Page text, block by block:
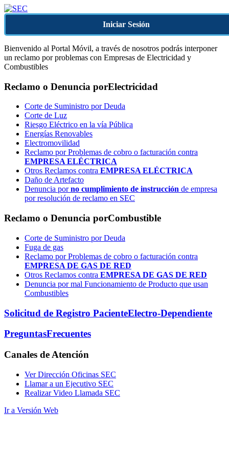
Iniciar Sesión
Bienvenido al Portal Móvil, a través de nosotros podrás interponer
un reclamo por problemas con Empresas de Electricidad y
Combustibles
Reclamo o Denuncia porElectricidad
Corte de Suministro por Deuda
Corte de Luz
Riesgo Eléctrico en la vía Pública
Energías Renovables
Electromovilidad
Reclamo por Problemas de cobro o facturación contra
EMPRESA ELÉCTRICA
Otros Reclamos contra EMPRESA ELÉCTRICA
Daño de Artefacto
Denuncia porno cumplimiento de instrucción de empresa
por resolución de reclamo en SEC
Reclamo o Denuncia porCombustible
Corte de Suministro por Deuda
Fuga de gas
Reclamo por Problemas de cobro o facturación contra
EMPRESA DE GAS DE RED
Otros Reclamos contra EMPRESA DE GAS DE RED
Denuncia por mal Funcionamiento de Producto que usan
Combustibles
Solicitud de Registro PacienteElectro-Dependiente
PreguntasFrecuentes
Canales de Atención
Ver Dirección Oficinas SEC
Llamar a un Ejecutivo SEC
Realizar Video Llamada SEC
Ir a Versión Web